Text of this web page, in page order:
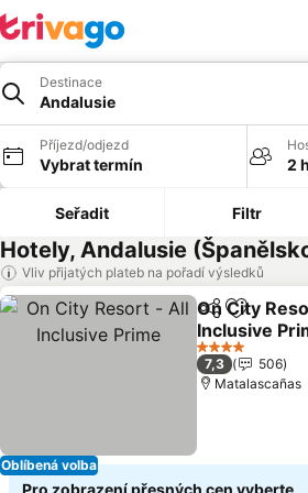
Destinace
Andalusie
Příjezd/odjezd
Vybrat termín 2
Seřadit Filtr
Hotely, Andalusie
Vliv přijatých plateb na pořadí výsledků
Oblíbená volba
SdíletPřidat
On City
Inclusive
Ukázat ceny
4 Počet hvězdiček
7,3
506
Matalascañas
Pro zobrazení přesných cen vyberte